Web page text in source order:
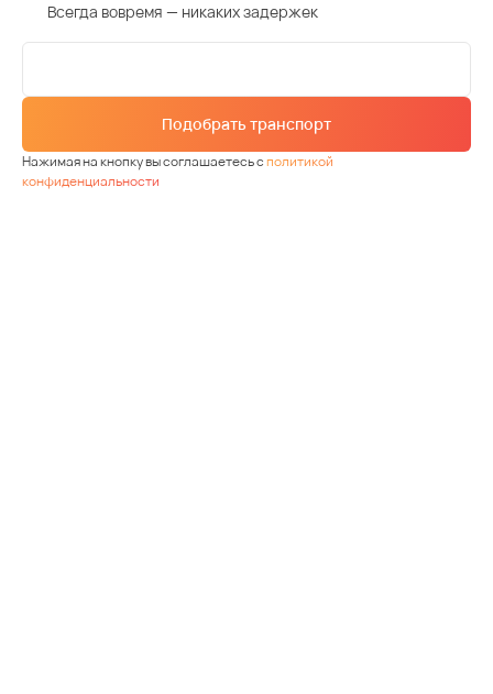
Всегда вовремя — никаких задержек
Подобрать транспорт
Нажимая на кнопку вы соглашаетесь сполитикой
конфиденциальности